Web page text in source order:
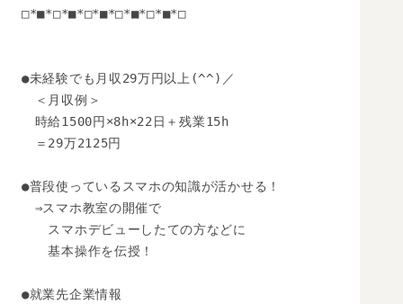
□*■*□*■*□*■*□*■*□*■*□
●未経験でも月収29万円以上(^^)／
＜月収例＞
時給1500円×8h×22日＋残業15h
＝29万2125円
●普段使っているスマホの知識が活かせる！
⇒スマホ教室の開催で
スマホデビューしたての方などに
基本操作を伝授！
●就業先企業情報